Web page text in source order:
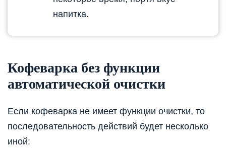
напитка.
Кофеварка без функции
автоматической очистки
Если кофеварка не имеет функции очистки, то
последовательность действий будет несколько
иной: